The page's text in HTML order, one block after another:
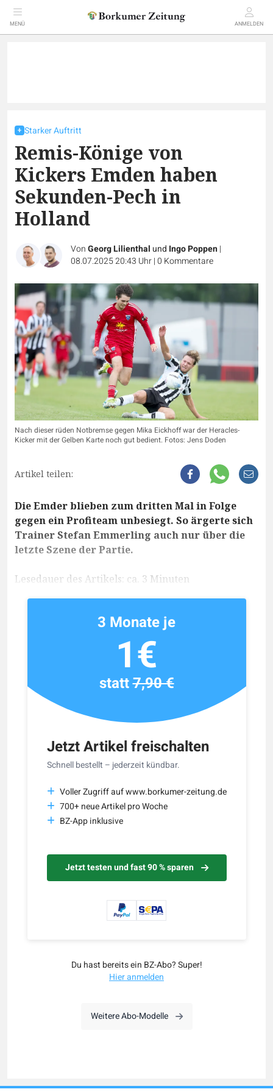
MENÜ ANMELDEN
Starker Auftritt
Remis-Könige von
Kickers Emden haben
Sekunden-Pech in
Holland
VonGeorg Lilienthal und Ingo Poppen|
08.07.2025 20:43 Uhr|0 Kommentare
Nach dieser rüden Notbremse gegen Mika Eickhoff war der Heracles-
Kicker mit der Gelben Karte noch gut bedient. Fotos: Jens Doden
Artikel teilen:
Die Emder blieben zum dritten Mal in Folge
gegen ein Profiteam unbesiegt. So ärgerte sich
Trainer Stefan Emmerling auch nur über die
letzte Szene der Partie.
Lesedauer des Artikels: ca. 3 Minuten
Jetzt Artikel freischalten
Schnell bestellt – jederzeit kündbar.
Voller Zugriff auf www.borkumer-zeitung.de
700+ neue Artikel pro Woche
BZ-App inklusive
Jetzt testen und fast 90 % sparen
3 Monate je
1€
statt7,90 €
Du hast bereits ein BZ-Abo? Super!
Hier anmelden
Weitere Abo-Modelle